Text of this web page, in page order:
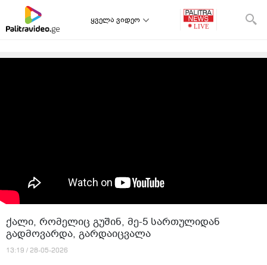
ყველა ვიდეო
ქალი, რომელიც გუშინ, მე-5 სართულიდან
გადმოვარდა, გარდაიცვალა
13:19 / 28-05-2026